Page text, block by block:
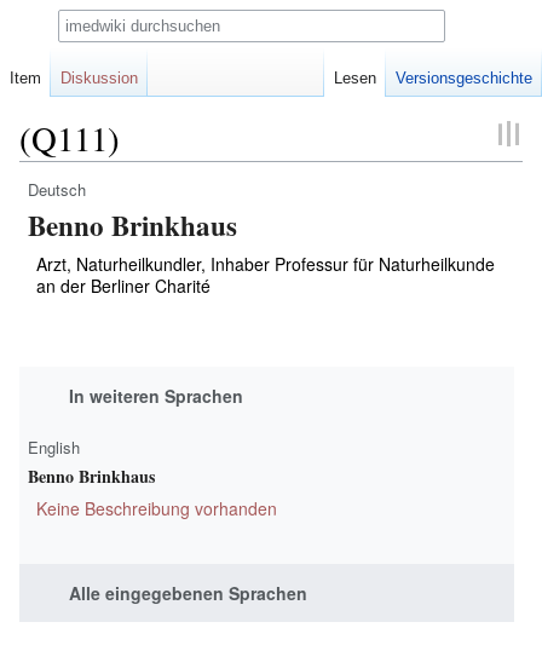
(Q111)
Zur
Navigation
Zur
Suche
Deutsch
Benno Brinkhaus
Arzt, Naturheilkundler, Inhaber Professur für Naturheilkunde
an der Berliner Charité
In weiteren Sprachen
English
Benno Brinkhaus
Keine Beschreibung vorhanden
Alle eingegebenen Sprachen
Item Diskussion Lesen Versionsgeschichte
Suche